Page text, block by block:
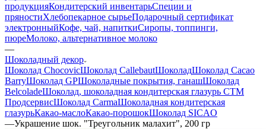
продукцияКондитерский инвентарьСпеции и
пряностиХлебопекарное сырьеПодарочный сертификат
электронныйКофе, чай, напиткиСиропы, топпинги,
пюреМолоко, альтернативное молоко
—
Шоколадный декор
Шоколад ChocovicШоколад CallebautШоколадШоколад Cacao
BarryШоколад GPШоколадные покрытия, ганашШоколад
BelcoladeШоколад, шоколадная кондитерская глазурь СТМ
ПродсервисШоколад CarmaШоколадная кондитерская
глазурьКакао-маслоКакао-порошокШоколад SICAO
—Украшение шок. "Треугольник малахит", 200 гр